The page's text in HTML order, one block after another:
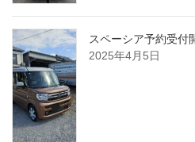
スペーシア予約受付
2025年4月5日